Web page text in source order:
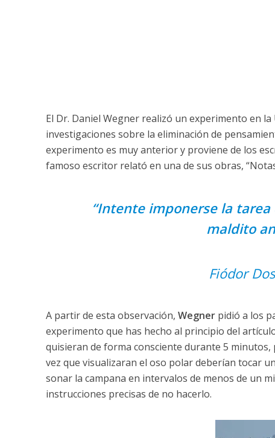
El Dr. Daniel Wegner realizó un experimento en
investigaciones sobre la eliminación de
experimento es muy anterior y proviene de los
famoso escritor relató en una de sus obras,
“Intente imponerse la
maldito
Fiódor
A partir de esta observación, Wegnerpidió a los
experimento que has hecho al principio del
quisieran de forma consciente durante 5
vez que visualizaran el oso polar deberían tocar
sonar la campana en intervalos de menos de un
instrucciones precisas de no hacerlo.